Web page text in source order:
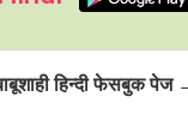
हिन्दी फेसबुक पेज